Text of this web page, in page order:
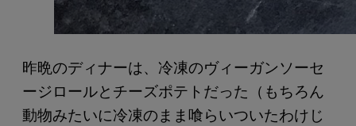
昨晩のディナーは、冷凍のヴィーガンソーセ
ージロールとチーズポテトだった（もちろん
動物みたいに冷凍のまま喰らいついたわけじ